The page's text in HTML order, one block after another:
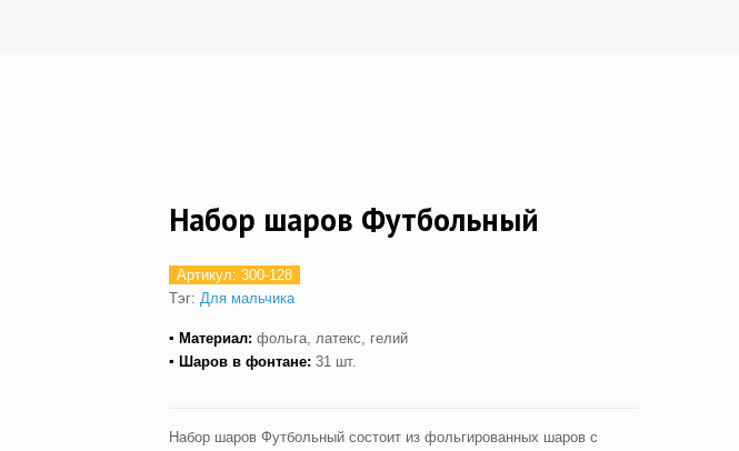
Набор шаров Футбольный
Артикул: 300-128
Тэг: Для мальчика
▪ Материал: фольга, латекс, гелий
▪ Шаров в фонтане: 31 шт.
Набор шаров Футбольный состоит из фольгированных шаров с